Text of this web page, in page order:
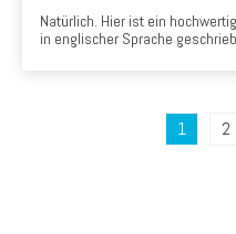
Natürlich. Hier ist ein
in englischer Sprache
1 2